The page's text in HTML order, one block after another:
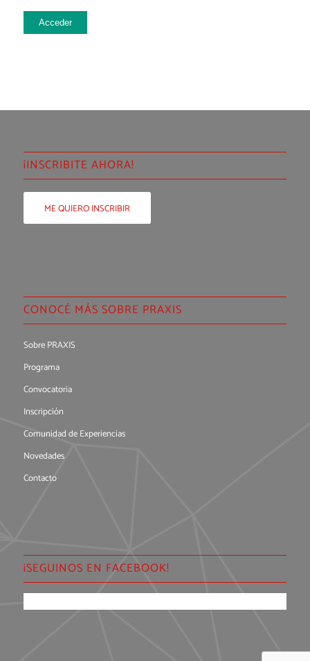
Acceder
¡INSCRIBITE AHORA!
ME QUIERO INSCRIBIR
CONOCÉ MÁS SOBRE PRAXIS
Sobre PRAXIS
Programa
Convocatoria
Inscripción
Comunidad de Experiencias
Novedades
Contacto
¡SEGUINOS EN FACEBOOK!